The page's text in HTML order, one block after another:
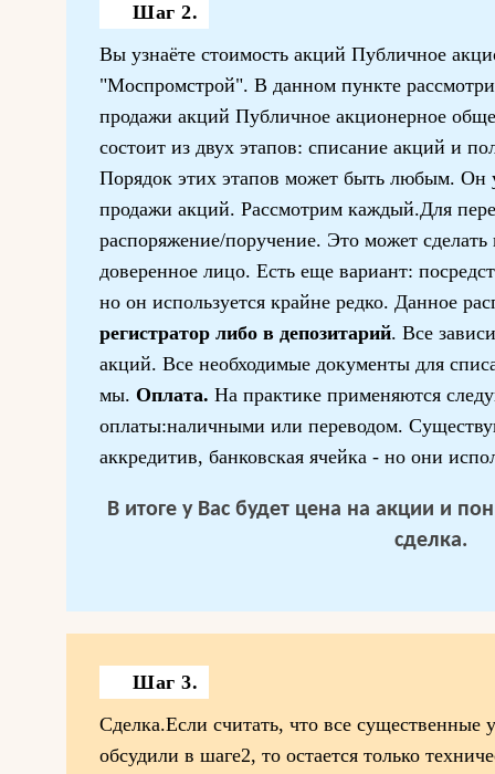
Шаг 2.
Вы узнаёте стоимость акций Публичное
"Моспромстрой". В данном пункте
продажи акций Публичное акционерное
состоит из двух этапов: списание акций и
Порядок этих этапов может быть любым. Он
продажи акций. Рассмотрим каждый.Для
распоряжение/поручение. Это может сделать
доверенное лицо. Есть еще вариант:
но он используется крайне редко. Данное
регистратор либо в депозитарий. Все
акций. Все необходимые документы для
мы. Оплата. На практике применяются
оплаты:наличными или переводом.
аккредитив, банковская ячейка - но они
В итоге у Вас будет цена на акции и
сделка.
Шаг 3.
Сделка.Если считать, что все
обсудили в шаге2, то остается только